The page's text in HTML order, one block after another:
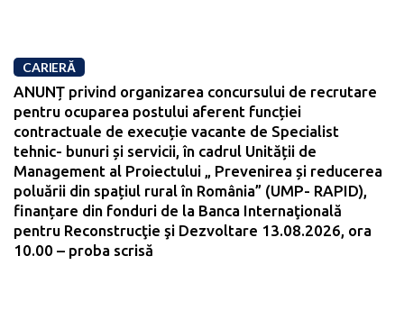
CARIERĂ
ANUNȚ privind organizarea concursului de recrutare
pentru ocuparea postului aferent funcției
contractuale de execuție vacante de Specialist
tehnic- bunuri și servicii, în cadrul Unității de
Management al Proiectului „ Prevenirea și reducerea
poluării din spațiul rural în România” (UMP- RAPID),
finanțare din fonduri de la Banca Internaţională
pentru Reconstrucţie şi Dezvoltare 13.08.2026, ora
10.00 – proba scrisă